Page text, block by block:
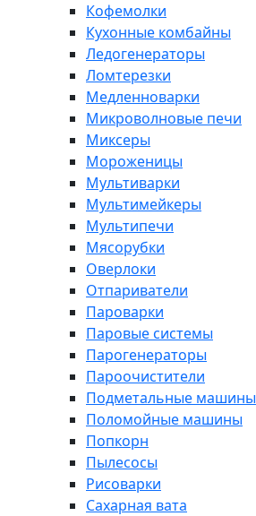
Кофемолки
Кухонные комбайны
Ледогенераторы
Ломтерезки
Медленноварки
Микроволновые печи
Миксеры
Мороженицы
Мультиварки
Мультимейкеры
Мультипечи
Мясорубки
Оверлоки
Отпариватели
Пароварки
Паровые системы
Парогенераторы
Пароочистители
Подметальные машины
Поломойные машины
Попкорн
Пылесосы
Рисоварки
Сахарная вата